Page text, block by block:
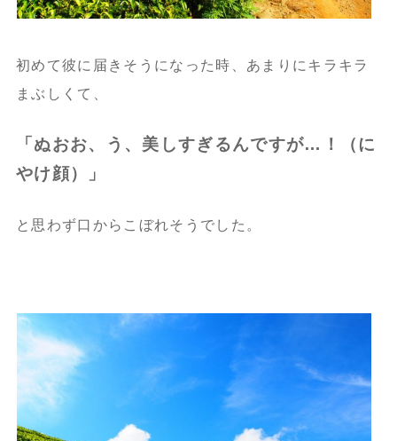
初めて彼に届きそうになった時、あまりにキラキラ
まぶしくて、
「ぬおお、う、美しすぎるんですが…！（に
やけ顔）」
と思わず口からこぼれそうでした。